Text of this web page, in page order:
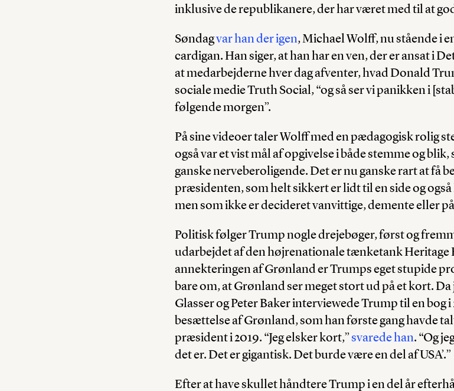
inklusive de republikanere, der har været med til at
Søndagvar han der igen, Michael Wolff, nu stående i
cardigan. Han siger, at han har en ven, der er ansat i
at medarbejderne hver dag afventer, hvad Donald
sociale medie Truth Social, “og så ser vi panikken i
følgende morgen”.
På sine videoer taler Wolff med en pædagogisk rolig
også var et vist mål af opgivelse i både stemme og
ganske nerveberoligende. Det er nu ganske rart at få
præsidenten, som helt sikkert er lidt til en side og
men som ikke er decideret vanvittige, demente eller
Politisk følger Trump nogle drejebøger, først og
udarbejdet af den højrenationale tænketank Heritage
annekteringen af Grønland er Trumps eget stupide
bare om, at Grønland ser meget stort ud på et kort.
Glasser og Peter Baker interviewede Trump til en bog
besættelse af Grønland, som han første gang havde
præsident i 2019. “Jeg elsker kort,”svarede han. “Og
det er. Det er gigantisk. Det burde være en del af USA’.”
Efter at have skullet håndtere Trump i en del år